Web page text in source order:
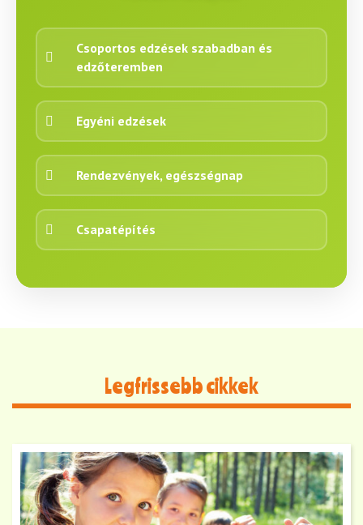
Csoportos edzések szabadban és
edzőteremben
Egyéni edzések
Rendezvények, egészségnap
Csapatépítés
Legfrissebb cikkek